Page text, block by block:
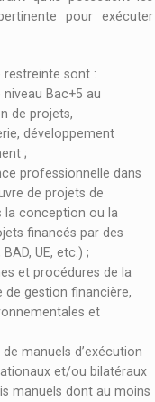
pour exécuter
restreinte sont :
Bac+5 au
de projets,
développement
;
professionnelle dans
de projets de
la conception ou la
financés par des
UE, etc.) ;
et procédures de la
de gestion financière,
et
manuels d’exécution
et/ou bilatéraux
manuels dont au moins